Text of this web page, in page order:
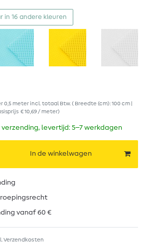
in 16 andere kleuren
0,5 meterincl. totaal Btw. ( Breedte (cm): 100 cm |
€ 10,69 / meter)
levertijd: 5–7 werkdagen
In de winkelwagen
vanaf 60 €
Verzendkosten